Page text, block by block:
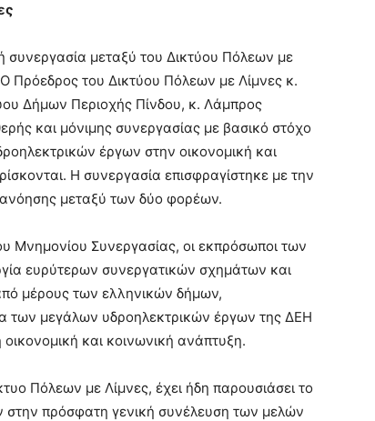
συνεργασία μεταξύ του Δικτύου Πόλεων με
Πρόεδρος του Δικτύου Πόλεων με Λίμνες κ.
Δήμων Περιοχής Πίνδου, κ. Λάμπρος
και μόνιμης συνεργασίας με βασικό στόχο
έργων στην οικονομική και
Η συνεργασία επισφραγίστηκε με την
μεταξύ των δύο φορέων.
Μνημονίου Συνεργασίας, οι εκπρόσωποι των
ευρύτερων συνεργατικών σχημάτων και
μέρους των ελληνικών δήμων,
των μεγάλων υδροηλεκτρικών έργων της ΔΕΗ
και κοινωνική ανάπτυξη.
Πόλεων με Λίμνες, έχει ήδη παρουσιάσει το
στην πρόσφατη γενική συνέλευση των μελών